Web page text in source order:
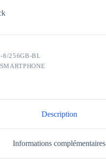
8/256GB-BL
SMARTPHONE
Description
Informations complémentaires